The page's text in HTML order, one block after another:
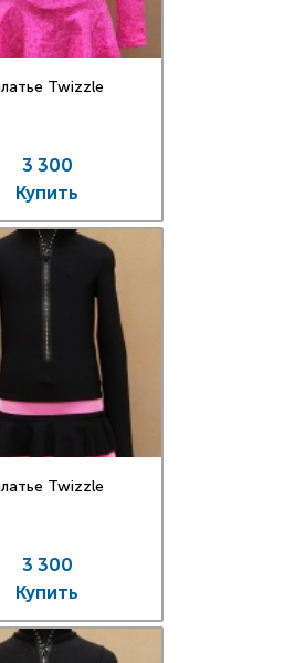
Twizzle
3 300
Купить
Twizzle
3 300
Купить